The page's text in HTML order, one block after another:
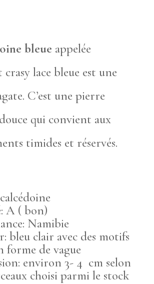
bleue appelée
crasy lace bleue est une
C’est une pierre
qui convient aux
timides et réservés.
A ( bon)
Namibie
bleu clair avec des motifs
forme de vague
environ 3- 4 cm selon
choisi parmi le stock